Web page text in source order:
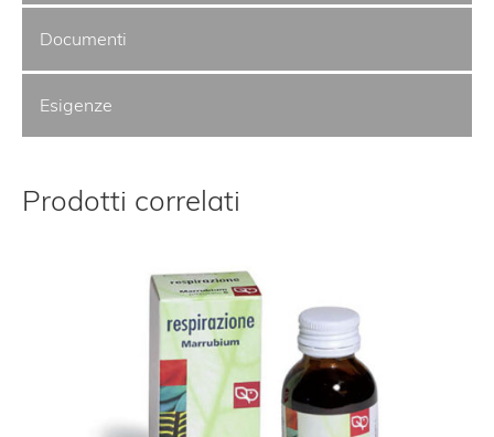
Documenti
Esigenze
Prodotti correlati